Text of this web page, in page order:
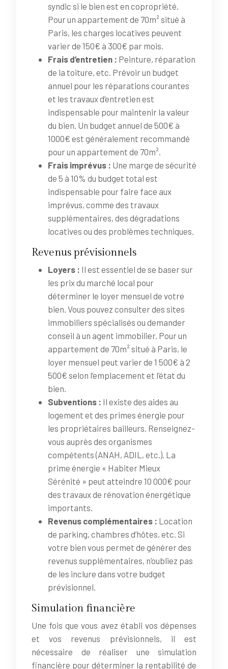
syndic si le bien est en copropriété.
Pour un appartement de 70m² situé à
Paris, les charges locatives peuvent
varier de 150€ à 300€ par mois.
Frais d’entretien : Peinture, réparation
de la toiture, etc. Prévoir un budget
annuel pour les réparations courantes
et les travaux d’entretien est
indispensable pour maintenir la valeur
du bien. Un budget annuel de 500€ à
1000€ est généralement recommandé
pour un appartement de 70m².
Frais imprévus : Une marge de sécurité
de 5 à 10% du budget total est
indispensable pour faire face aux
imprévus, comme des travaux
supplémentaires, des dégradations
locatives ou des problèmes techniques.
Revenus prévisionnels
Loyers : Il est essentiel de se baser sur
les prix du marché local pour
déterminer le loyer mensuel de votre
bien. Vous pouvez consulter des sites
immobiliers spécialisés ou demander
conseil à un agent immobilier. Pour un
appartement de 70m² situé à Paris, le
loyer mensuel peut varier de 1 500€ à 2
500€ selon l’emplacement et l’état du
bien.
Subventions : Il existe des aides au
logement et des primes énergie pour
les propriétaires bailleurs. Renseignez-
vous auprès des organismes
compétents (ANAH, ADIL, etc.). La
prime énergie « Habiter Mieux
Sérénité » peut atteindre 10 000€ pour
des travaux de rénovation énergétique
importants.
Revenus complémentaires : Location
de parking, chambres d’hôtes, etc. Si
votre bien vous permet de générer des
revenus supplémentaires, n’oubliez pas
de les inclure dans votre budget
prévisionnel.
Simulation financière
Une fois que vous avez établi vos dépenses
et vos revenus prévisionnels, il est
nécessaire de réaliser une simulation
financière pour déterminer la rentabilité de